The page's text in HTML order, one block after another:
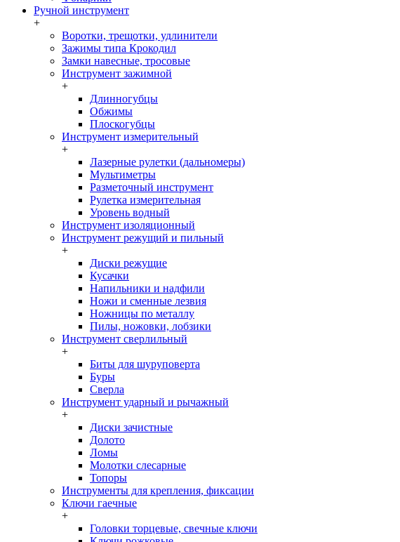
Ручной инструмент
+
Воротки, трещотки, удлинители
Зажимы типа Крокодил
Замки навесные, тросовые
Инструмент зажимной
+
Длинногубцы
Обжимы
Плоскогубцы
Инструмент измерительный
+
Лазерные рулетки (дальномеры)
Мультиметры
Разметочный инструмент
Рулетка измерительная
Уровень водный
Инструмент изоляционный
Инструмент режущий и пильный
+
Диски режущие
Кусачки
Напильники и надфили
Ножи и сменные лезвия
Ножницы по металлу
Пилы, ножовки, лобзики
Инструмент сверлильный
+
Биты для шуруповерта
Буры
Сверла
Инструмент ударный и рычажный
+
Диски зачистные
Долото
Ломы
Молотки слесарные
Топоры
Инструменты для крепления, фиксации
Ключи гаечные
+
Головки торцевые, свечные ключи